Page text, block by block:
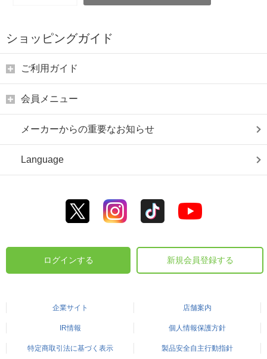
ショッピングガイド
ご利用ガイド
会員メニュー
メーカーからの重要なお知らせ
Language
ログインする 新規会員登録する
企業サイト 店舗案内
IR情報 個人情報保護方針
特定商取引法に基づく表示 製品安全自主行動指針